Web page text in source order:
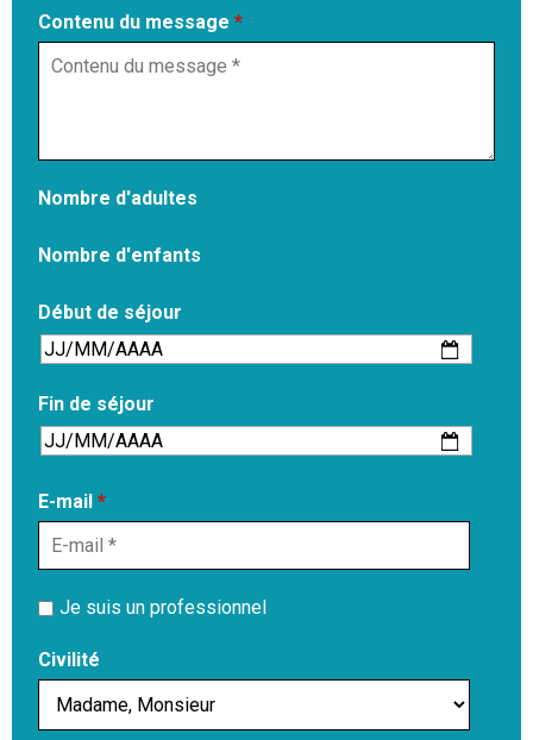
Contenu du message *
Nombre d'adultes
Nombre d'enfants
Début de séjour
Fin de séjour
E-mail *
Je suis un professionnel
Civilité